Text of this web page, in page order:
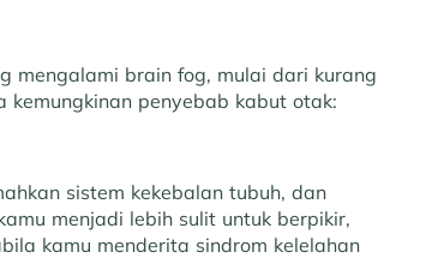
mengalami brain fog, mulai dari kurang
penyebab kabut otak:
sistem kekebalan tubuh, dan
menjadi lebih sulit untuk berpikir,
kamu menderita sindrom kelelahan